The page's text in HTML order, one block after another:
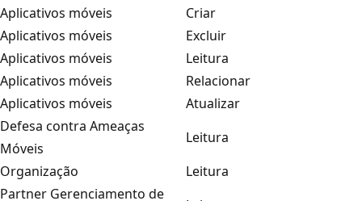
Aplicativos móveis
Criar
Aplicativos móveis
Excluir
Aplicativos móveis
Leitura
Aplicativos móveis
Relacionar
Aplicativos móveis
Atualizar
Defesa contra Ameaças
Móveis
Leitura
Organização
Leitura
Partner Gerenciamento de